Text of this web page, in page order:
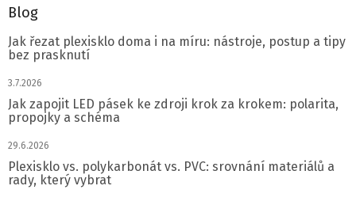
Blog
Jak řezat plexisklo doma i na míru: nástroje, postup a tipy
bez prasknutí
3.7.2026
Jak zapojit LED pásek ke zdroji krok za krokem: polarita,
propojky a schéma
29.6.2026
Plexisklo vs. polykarbonát vs. PVC: srovnání materiálů a
rady, který vybrat